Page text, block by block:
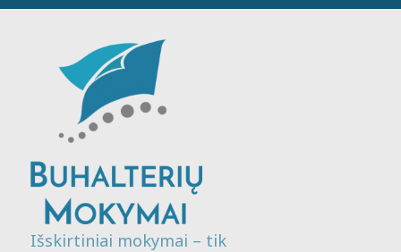
Išskirtiniai mokymai – tik